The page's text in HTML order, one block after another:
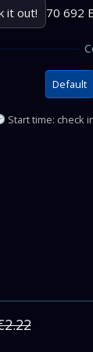
it out! 70 692
Default
Start time: check